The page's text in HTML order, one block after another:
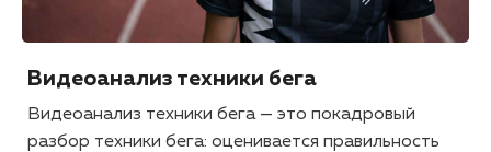
Видеоанализ техники бега
Видеоанализ техники бега — это покадровый
разбор техники бега: оценивается правильность